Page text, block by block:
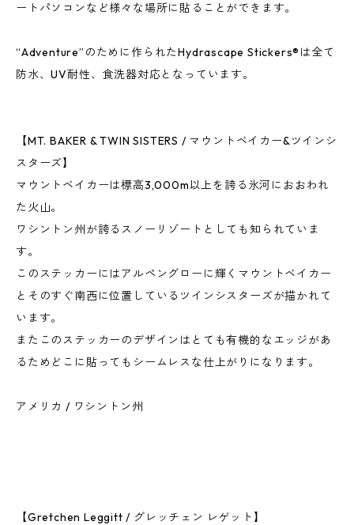
ートパソコンなど様々な場所に貼ることができます。
“Adventure”のために作られたHydrascape Stickers®は全て
防水、UV耐性、食洗器対応となっています。
【MT. BAKER & TWIN SISTERS / マウントベイカー&ツインシ
スターズ】
マウントベイカーは標高3,000m以上を誇る氷河におおわれ
た火山。
ワシントン州が誇るスノーリゾートとしても知られていま
す。
このステッカーにはアルペングローに輝くマウントベイカー
とそのすぐ南西に位置しているツインシスターズが描かれて
います。
またこのステッカーのデザインはとても有機的なエッジがあ
るためどこに貼ってもシームレスな仕上がりになります。
アメリカ / ワシントン州
【Gretchen Leggitt / グレッチェン レゲット】